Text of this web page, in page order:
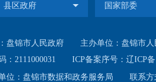
盘锦市人民政府
主办单位：盘锦市
：2111000031
ICP备案序号： 辽ICP
位：盘锦市数据和政务服务局
联系方